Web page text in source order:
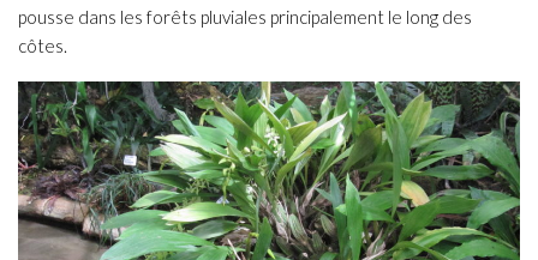
pousse dans les forêts pluviales principalement le long des
côtes.